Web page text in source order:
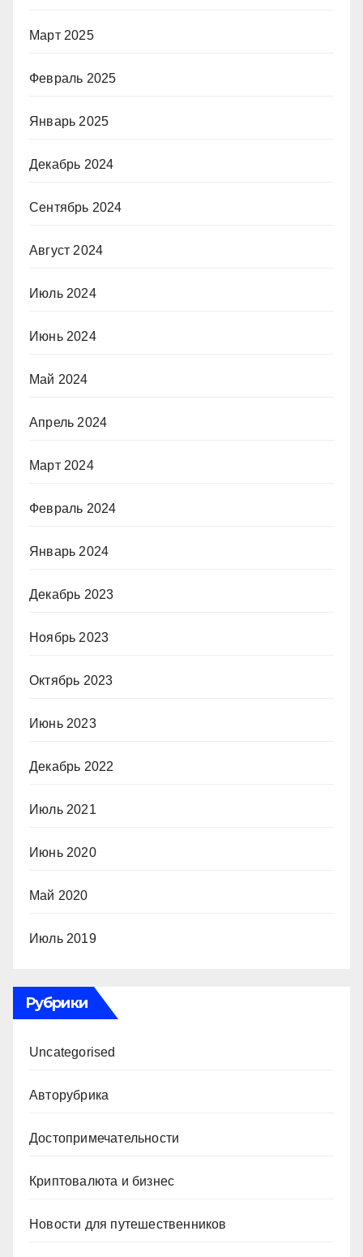
Март 2025
Февраль 2025
Январь 2025
Декабрь 2024
Сентябрь 2024
Август 2024
Июль 2024
Июнь 2024
Май 2024
Апрель 2024
Март 2024
Февраль 2024
Январь 2024
Декабрь 2023
Ноябрь 2023
Октябрь 2023
Июнь 2023
Декабрь 2022
Июль 2021
Июнь 2020
Май 2020
Июль 2019
Рубрики
Uncategorised
Авторубрика
Достопримечательности
Криптовалюта и бизнес
Новости для путешественников